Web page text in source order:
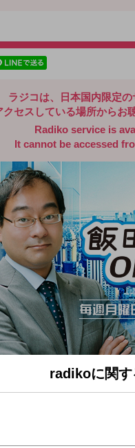
ラジコは、日本国内限定の
クセスしている場所からお
Radiko service is
It cannot be accessed
Part2
radikoに関す